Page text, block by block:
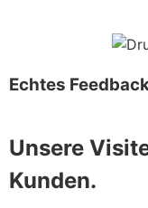
Echtes
Unsere
Kunden.